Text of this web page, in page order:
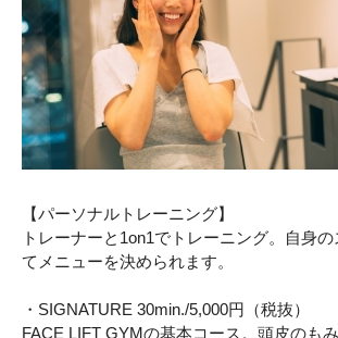
【パーソナルトレーニング】
トレーナーと1on1でトレーニング。自身
てメニューを決められます。
・SIGNATURE 30min./5,000円（税抜）
FACE LIFT GYMの基本コース。頭皮のも